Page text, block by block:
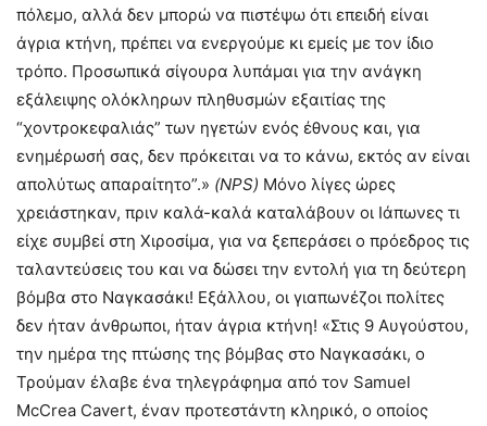
πόλεμο, αλλά δεν μπορώ να πιστέψω ότι επειδή είναι
άγρια κτήνη, πρέπει να ενεργούμε κι εμείς με τον ίδιο
τρόπο. Προσωπικά σίγουρα λυπάμαι για την ανάγκη
εξάλειψης ολόκληρων πληθυσμών εξαιτίας της
“χοντροκεφαλιάς” των ηγετών ενός έθνους και, για
ενημέρωσή σας, δεν πρόκειται να το κάνω, εκτός αν είναι
απολύτως απαραίτητο”.» (NPS) Μόνο λίγες ώρες
χρειάστηκαν, πριν καλά-καλά καταλάβουν οι Ιάπωνες τι
είχε συμβεί στη Χιροσίμα, για να ξεπεράσει ο πρόεδρος τις
ταλαντεύσεις του και να δώσει την εντολή για τη δεύτερη
βόμβα στο Ναγκασάκι! Εξάλλου, οι γιαπωνέζοι πολίτες
δεν ήταν άνθρωποι, ήταν άγρια κτήνη! «Στις 9 Αυγούστου,
την ημέρα της πτώσης της βόμβας στο Ναγκασάκι, ο
Τρούμαν έλαβε ένα τηλεγράφημα από τον Samuel
McCrea Cavert, έναν προτεστάντη κληρικό, ο οποίος